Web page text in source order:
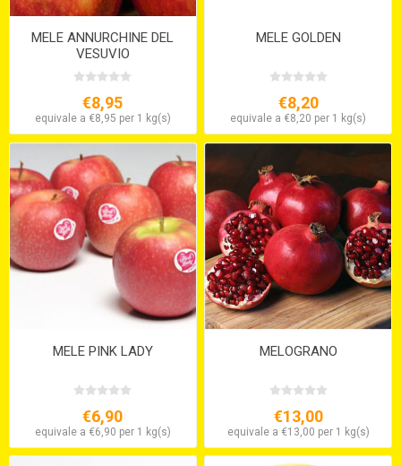
MELE ANNURCHINE DEL
VESUVIO
€8,95
equivale a €8,95 per 1 kg(s)
MELE GOLDEN
€8,20
equivale a €8,20 per 1 kg(s)
MELE PINK LADY
€6,90
equivale a €6,90 per 1 kg(s)
MELOGRANO
€13,00
equivale a €13,00 per 1 kg(s)